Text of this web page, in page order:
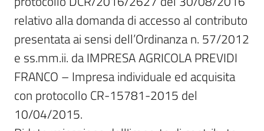
relativo alla domanda di accesso al contributo
presentata ai sensi dell’Ordinanza n. 57/2012
e ss.mm.ii. da IMPRESA AGRICOLA PREVIDI
FRANCO – Impresa individuale ed acquisita
con protocollo CR-15781-2015 del
10/04/2015.